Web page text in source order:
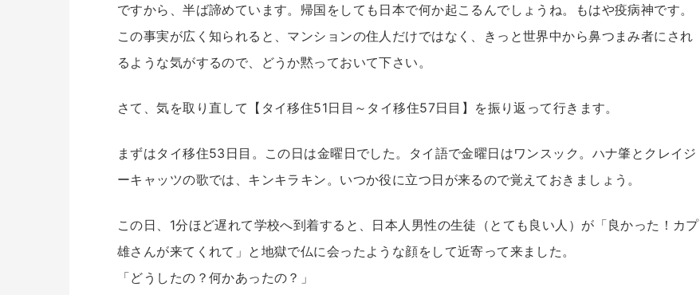
ですから、半ば諦めています。帰国をしても日本で何か起こるんでしょうね。もはや疫病神です。
この事実が広く知られると、マンションの住人だけではなく、きっと世界中から鼻つまみ者にされ
るような気がするので、どうか黙っておいて下さい。
さて、気を取り直して【タイ移住51日目～タイ移住57日目】を振り返って行きます。
まずはタイ移住53日目。この日は金曜日でした。タイ語で金曜日はワンスック。ハナ肇とクレイジ
ーキャッツの歌では、キンキラキン。いつか役に立つ日が来るので覚えておきましょう。
この日、1分ほど遅れて学校へ到着すると、日本人男性の生徒（とても良い人）が「良かった！カプ
雄さんが来てくれて」と地獄で仏に会ったような顔をして近寄って来ました。
「どうしたの？何かあったの？」